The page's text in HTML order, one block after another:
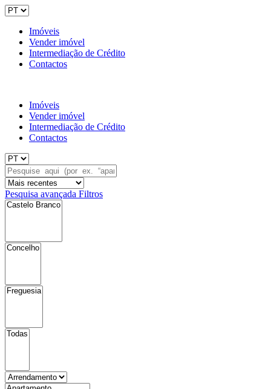
Imóveis
Vender imóvel
Intermediação de Crédito
Contactos
Imóveis
Vender imóvel
Intermediação de Crédito
Contactos
Pesquisa avançada Filtros